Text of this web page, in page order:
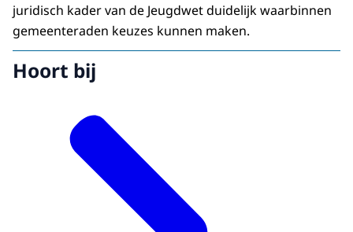
juridisch kader van de Jeugdwet duidelijk waarbinnen
gemeenteraden keuzes kunnen maken.
Hoort bij